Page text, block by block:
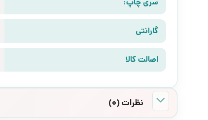
گارانتی
اصالت کالا
نظرات (0)